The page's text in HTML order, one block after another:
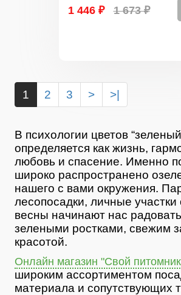
1 446 ₽ 1 673 ₽
1 2 3 > >|
В психологии цветов
определяется как жизнь,
любовь и спасение. Именно
широко распространено
нашего с вами окружения.
лесопосадки, личные участки
весны начинают нас
зелеными ростками, свежим
красотой.
Онлайн магазин "Свой
широким ассортиментом
материала и сопутствующих